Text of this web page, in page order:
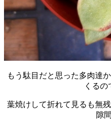
もう駄目だと思った多肉達
くるの
葉焼けして折れて見るも無
隙